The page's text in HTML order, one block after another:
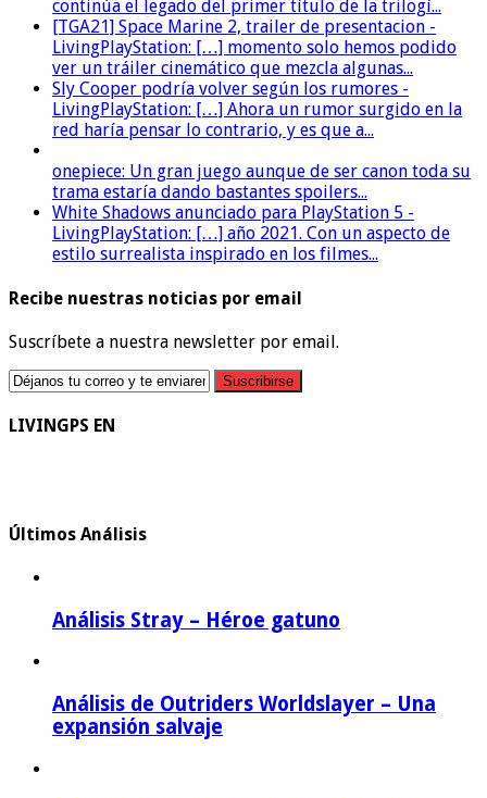
continúa el legado del primer título de la trilogí...
[TGA21] Space Marine 2, trailer de presentacion -
LivingPlayStation: […] momento solo hemos podido
ver un tráiler cinemático que mezcla algunas...
Sly Cooper podría volver según los rumores -
LivingPlayStation: […] Ahora un rumor surgido en la
red haría pensar lo contrario, y es que a...
onepiece: Un gran juego aunque de ser canon toda su
trama estaría dando bastantes spoilers...
White Shadows anunciado para PlayStation 5 -
LivingPlayStation: […] año 2021. Con un aspecto de
estilo surrealista inspirado en los filmes...
Recibe nuestras noticias por email
Suscríbete a nuestra newsletter por email.
LIVINGPS EN
Últimos Análisis
Análisis Stray – Héroe gatuno
Análisis de Outriders Worldslayer – Una
expansión salvaje